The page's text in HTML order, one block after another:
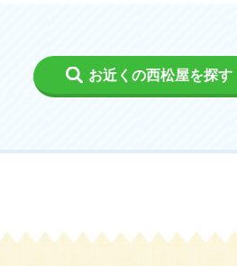
お近くの西松屋を探す